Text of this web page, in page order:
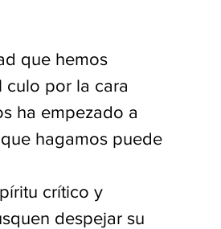
que hemos
culo por la cara
ha empezado a
hagamos puede
crítico y
despejar su